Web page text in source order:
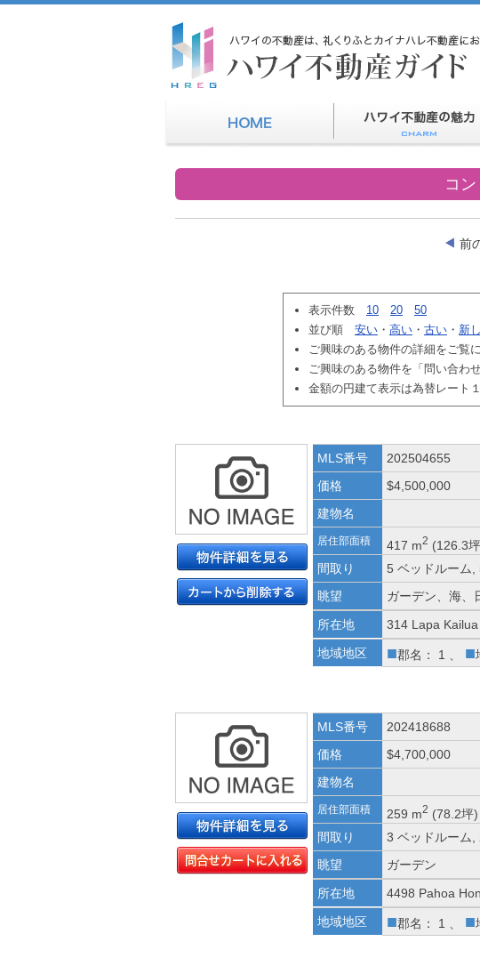
コ
前
表示件数 10 20
50
並び順 安い ・ 高い ・ 古い ・ 新
ご興味のある物件の詳細をご覧
ご興味のある物件を「問い合わ
金額の円建て表示は為替レート
MLS番号 202504655
価格
$4,500,000
建物名
居住部面積 417 m2 (126.3
間取り
5 ベッドルーム,
眺望
ガーデン、海、
所在地
314 Lapa
地域地区
■郡名： 1 、 ■
MLS番号 202418688
価格
$4,700,000
建物名
居住部面積 259 m2 (78.2坪)
間取り
3 ベッドルーム,
眺望
ガーデン
所在地
4498 Pahoa
地域地区
■郡名： 1 、 ■